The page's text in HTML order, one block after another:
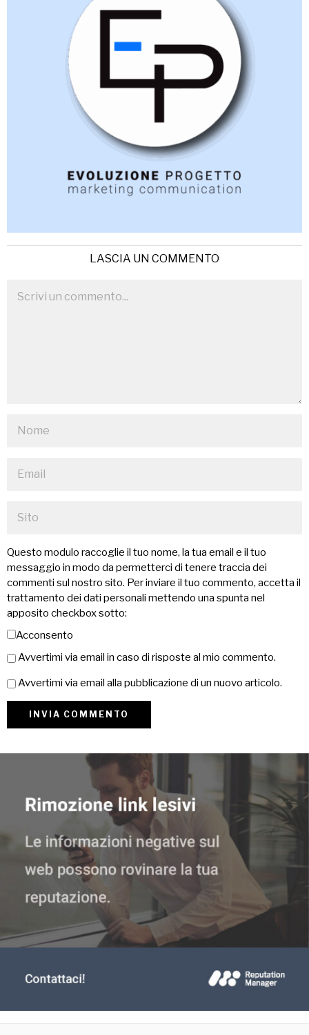
LASCIA UN COMMENTO
Questo modulo raccoglie il tuo nome, la tua email e il tuo
messaggio in modo da permetterci di tenere traccia dei
commenti sul nostro sito. Per inviare il tuo commento, accetta il
trattamento dei dati personali mettendo una spunta nel
apposito checkbox sotto:
Acconsento
Avvertimi via email in caso di risposte al mio commento.
Avvertimi via email alla pubblicazione di un nuovo articolo.